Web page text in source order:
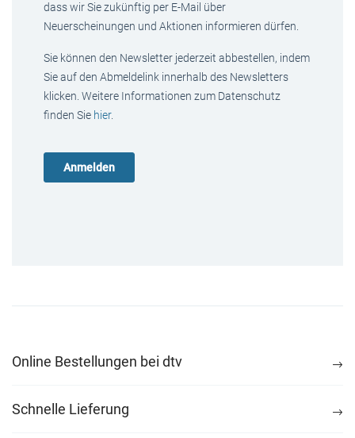
dass wir Sie zukünftig per E-Mail über
Neuerscheinungen und Aktionen informieren dürfen.
Sie können den Newsletter jederzeit abbestellen, indem
Sie auf den Abmeldelink innerhalb des Newsletters
klicken. Weitere Informationen zum Datenschutz
finden Sie hier.
Online Bestellungen bei dtv
Schnelle Lieferung